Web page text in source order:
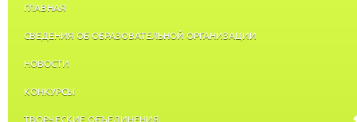
ГЛАВНАЯ
СВЕДЕНИЯ ОБ ОБРАЗОВАТЕЛЬНОЙ ОРГАНИЗАЦИИ
НОВОСТИ
КОНКУРСЫ
ТВОРЧЕСКИЕ ОБЪЕДИНЕНИЯ